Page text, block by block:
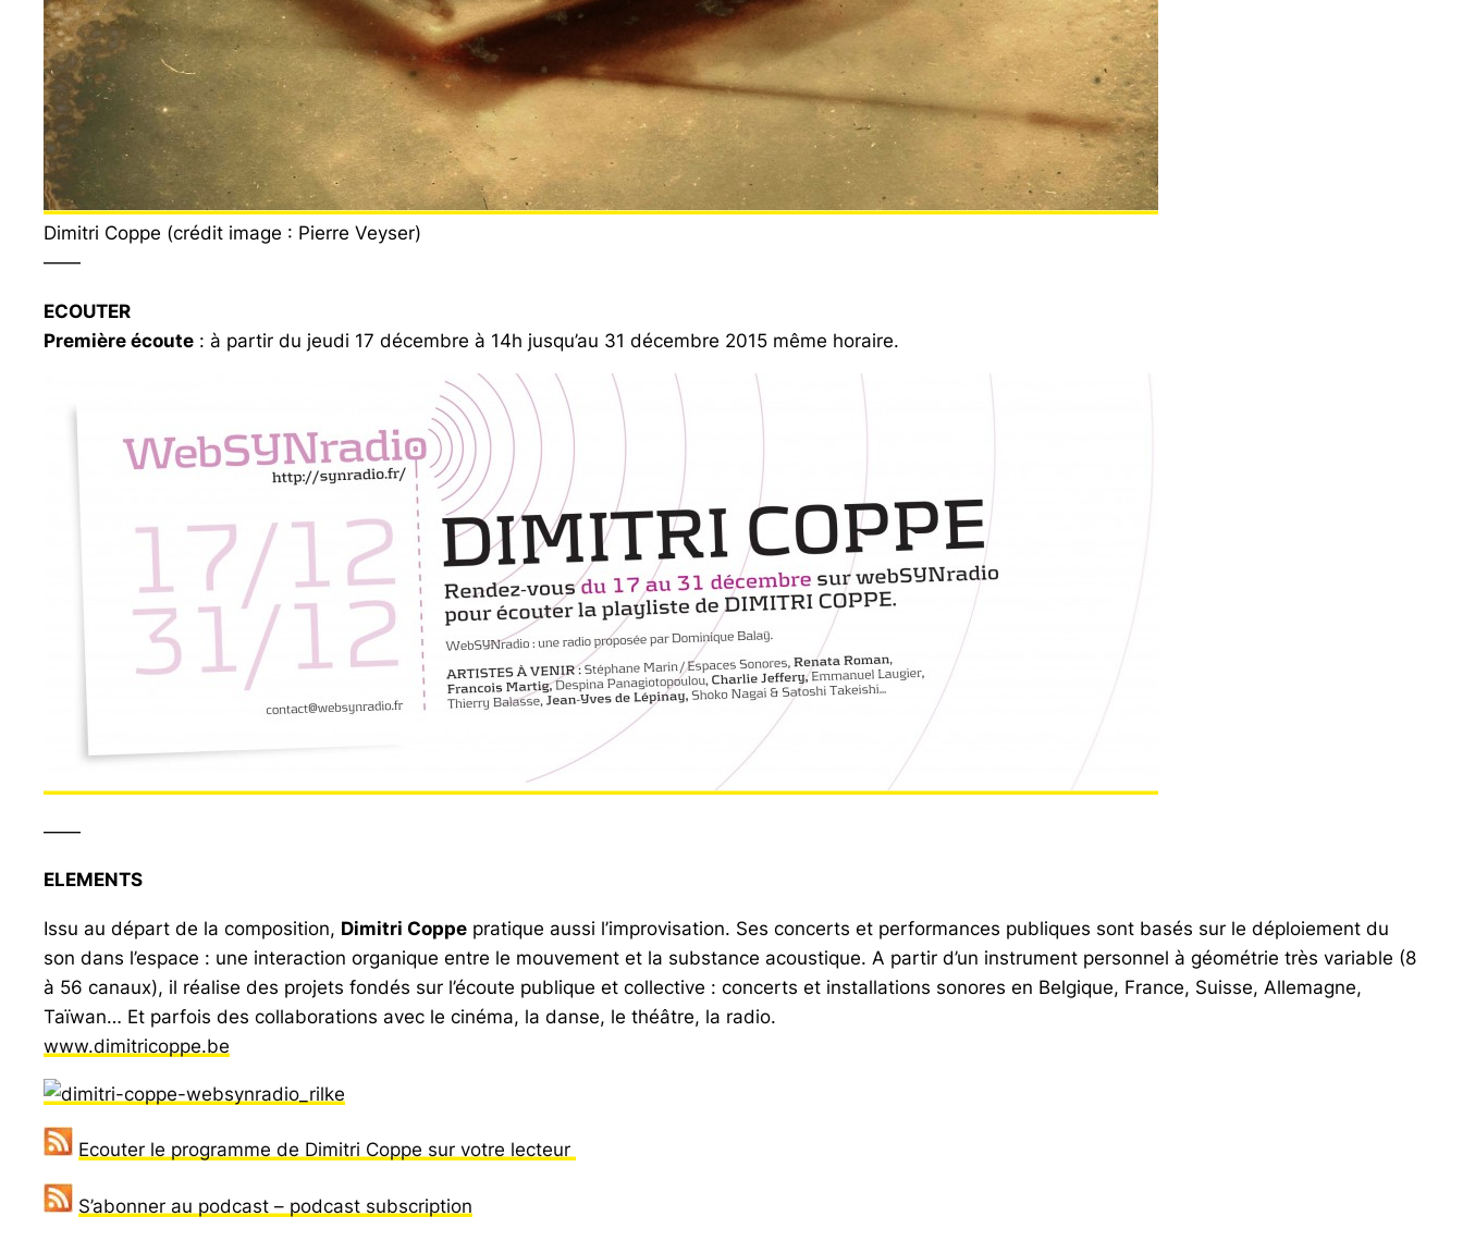
Dimitri Coppe (crédit image : Pierre Veyser)
——
ECOUTER
Première écoute : à partir du jeudi 17 décembre à 14h jusqu’au 31 décembre 2015 même horaire.
——
ELEMENTS
Issu au départ de la composition, Dimitri Coppe pratique aussi l’improvisation. Ses concerts et performances publiques sont basés sur le déploiement du
son dans l’espace : une interaction organique entre le mouvement et la substance acoustique. A partir d’un instrument personnel à géométrie très variable (8
à 56 canaux), il réalise des projets fondés sur l’écoute publique et collective : concerts et installations sonores en Belgique, France, Suisse, Allemagne,
Taïwan… Et parfois des collaborations avec le cinéma, la danse, le théâtre, la radio.
www.dimitricoppe.be
Ecouter le programme de Dimitri Coppe sur votre lecteur
S’abonner au podcast – podcast subscription